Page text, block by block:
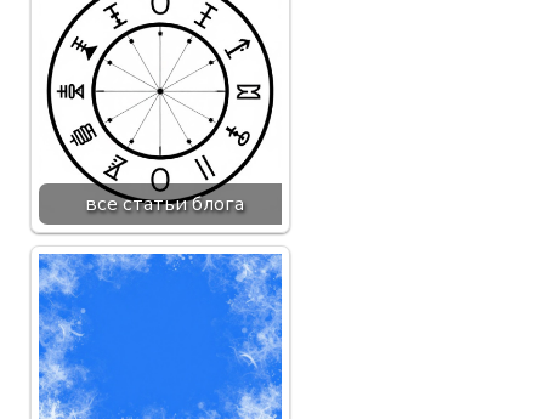
все статьи блога